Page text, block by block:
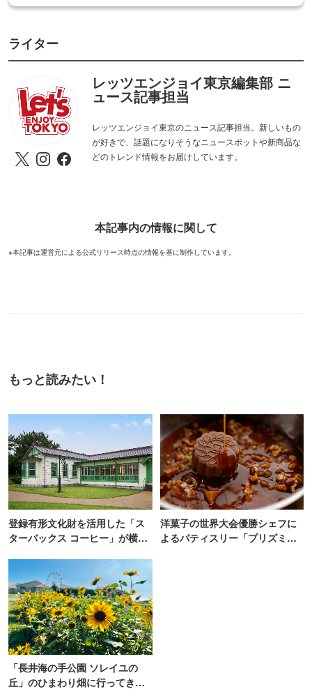
ライター
レッツエンジョイ東京編集部 ニ
ュース記事担当
レッツエンジョイ東京のニュース記事担当。新しいもの
が好きで、話題になりそうなニュースポットや新商品な
どのトレンド情報をお届けしています。
本記事内の情報に関して
※本記事は運営元による公式リリース時点の情報を基に制作しています。
もっと読みたい！
登録有形文化財を活用した「ス
ターバックス コーヒー」が横
洋菓子の世界大会優勝シェフに
よるパティスリー「プリズミッ
「長井海の手公園 ソレイユの
丘」のひまわり畑に行ってき